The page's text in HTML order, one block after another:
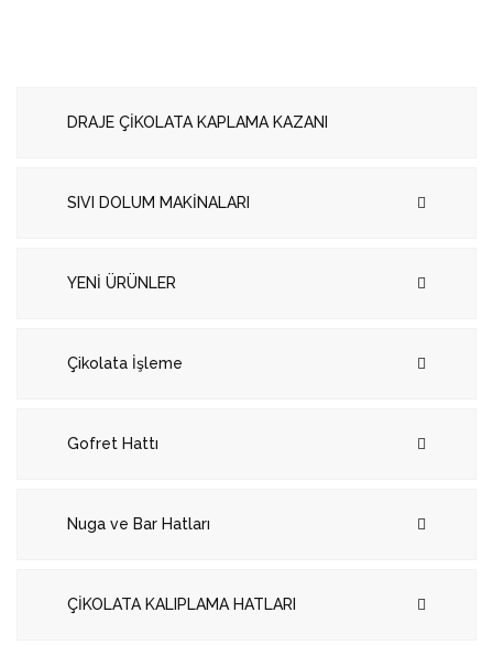
DRAJE ÇİKOLATA KAPLAMA KAZANI
SIVI DOLUM MAKİNALARI
YENİ ÜRÜNLER
Çikolata İşleme
Gofret Hattı
Nuga ve Bar Hatları
ÇİKOLATA KALIPLAMA HATLARI